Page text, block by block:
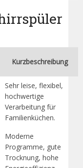
Kurzbeschreibung
Sehr leise, flexibel,
hochwertige
Verarbeitung für
Familienküchen.
Moderne
Programme, gute
Trocknung, hohe